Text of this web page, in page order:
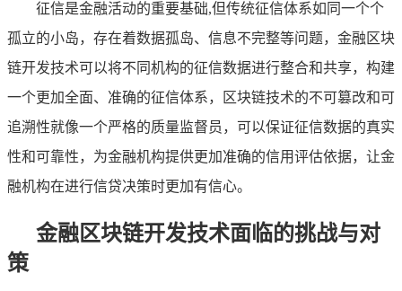
征信是金融活动的重要基础,但传统征信体系如同一个个
孤立的小岛，存在着数据孤岛、信息不完整等问题，金融区块
链开发技术可以将不同机构的征信数据进行整合和共享，构建
一个更加全面、准确的征信体系，区块链技术的不可篡改和可
追溯性就像一个严格的质量监督员，可以保证征信数据的真实
性和可靠性，为金融机构提供更加准确的信用评估依据，让金
融机构在进行信贷决策时更加有信心。
金融区块链开发技术面临的挑战与对
策